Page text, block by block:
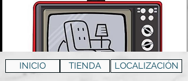
INICIO TIENDA LOCALIZACIÓN